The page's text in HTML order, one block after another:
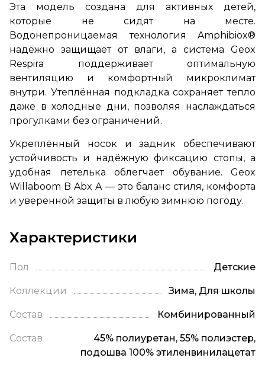
Эта модель создана для активных детей,
которые не сидят на месте.
Водонепроницаемая технология Amphibiox®
надёжно защищает от влаги, а система Geox
Respira поддерживает оптимальную
вентиляцию и комфортный микроклимат
внутри. Утеплённая подкладка сохраняет тепло
даже в холодные дни, позволяя наслаждаться
прогулками без ограничений.
Укреплённый носок и задник обеспечивают
устойчивость и надёжную фиксацию стопы, а
удобная петелька облегчает обувание. Geox
Willaboom B Abx A — это баланс стиля, комфорта
и уверенной защиты в любую зимнюю погоду.
Характеристики
Пол Детские
Коллекции Зима, Для школы
Состав Комбинированный
Состав
45% полиуретан, 55% полиэстер,
подошва 100% этиленвинилацетат